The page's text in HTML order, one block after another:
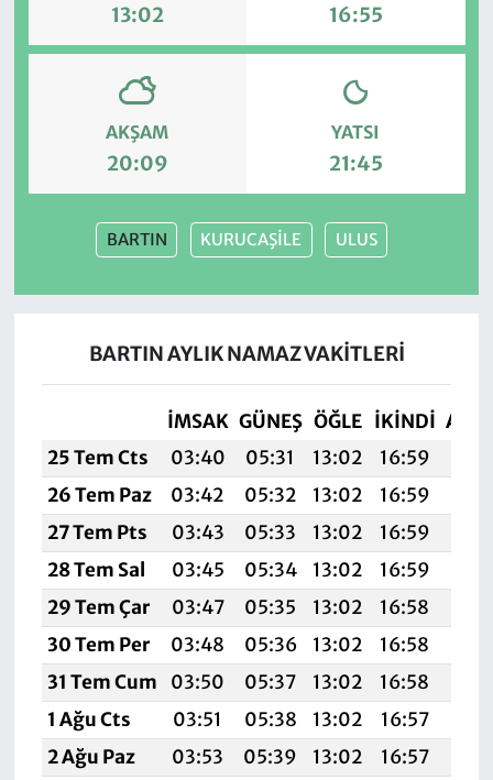
13:02 16:55
AKŞAM
20:09
YATSI
21:45
BARTIN KURUCAŞİLE ULUS
BARTIN AYLIK NAMAZ VAKITLERI
İMSAK GÜNEŞ ÖĞLE İKINDI
25 Tem Cts
03:40 05:31 13:02 16:59
26 Tem Paz
03:42 05:32 13:02 16:59
27 Tem Pts
03:43 05:33 13:02 16:59
28 Tem Sal
03:45 05:34 13:02 16:59
29 Tem Çar
03:47 05:35 13:02 16:58
30 Tem Per
03:48 05:36 13:02 16:58
31 Tem Cum
03:50 05:37 13:02 16:58
1 Ağu Cts
03:51 05:38 13:02 16:57
2 Ağu Paz
03:53 05:39 13:02 16:57